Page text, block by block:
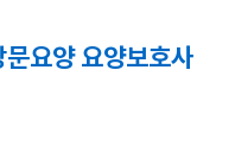
요양 요양보호사